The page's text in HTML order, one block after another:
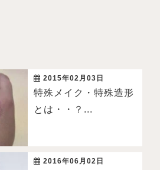
2015年02月03日
特殊メイク・特殊造形
とは・・？...
2016年06月02日